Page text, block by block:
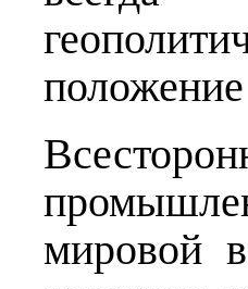
мировой